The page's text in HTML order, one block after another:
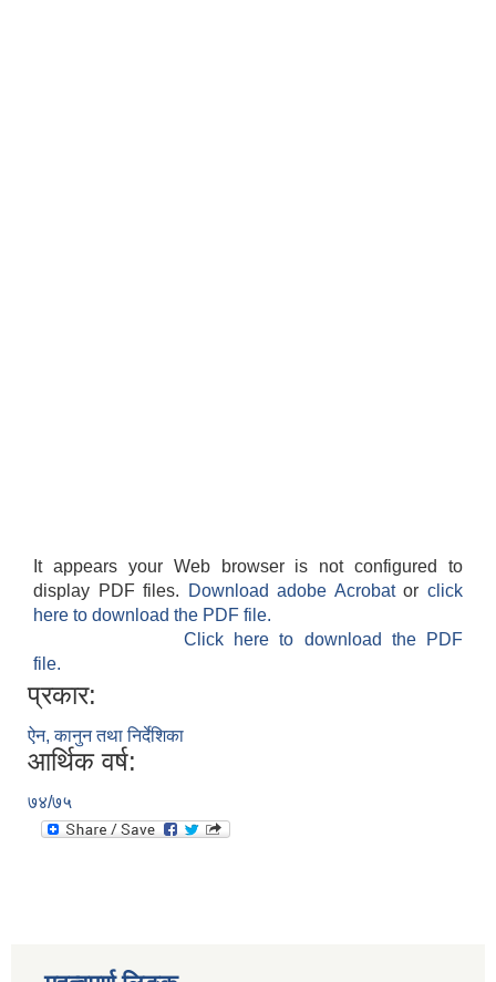
It appears your Web browser is not configured to
display PDF files.
Download adobe Acrobatorclick
here to download the PDF file.
Click here to download the PDF
file.
प्रकार:
ऐन, कानुन तथा निर्देशिका
आर्थिक वर्ष:
७४/७५